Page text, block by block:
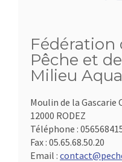
Fédération
Pêche et
Milieu
Moulin de la
12000 RODEZ
Téléphone :
Fax : 05.65.68.50.20
Email :